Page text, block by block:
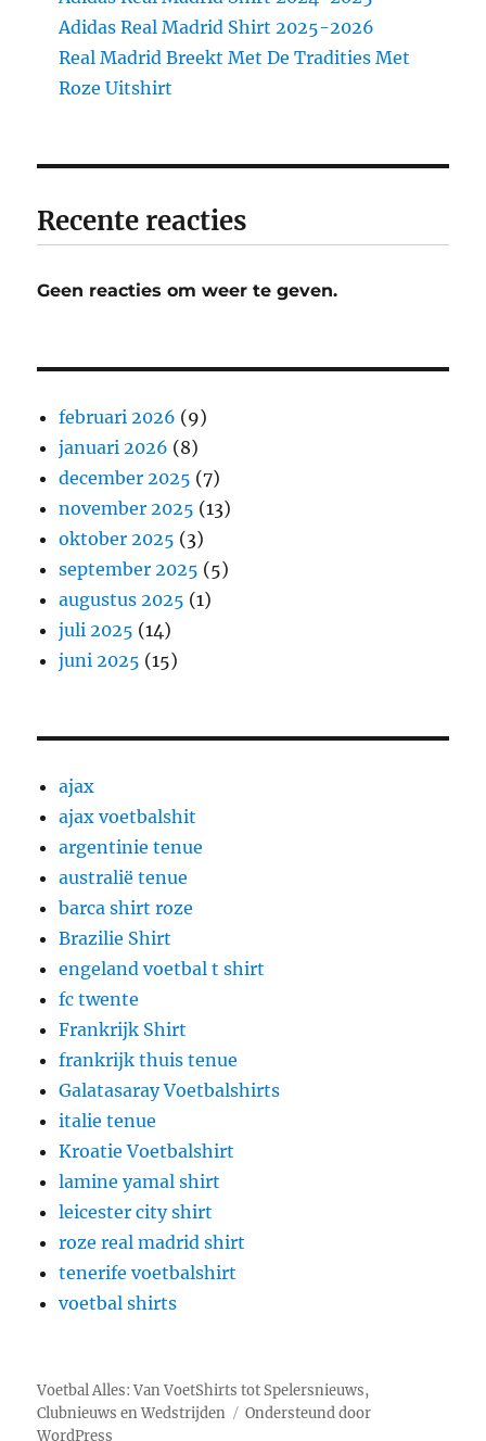
Adidas Real Madrid Shirt 2025-2026
Real Madrid Breekt Met De Tradities Met
Roze Uitshirt
Recente reacties
Geen reacties om weer te geven.
februari 2026 (9)
januari 2026 (8)
december 2025 (7)
november 2025 (13)
oktober 2025 (3)
september 2025 (5)
augustus 2025 (1)
juli 2025 (14)
juni 2025 (15)
ajax
ajax voetbalshit
argentinie tenue
australië tenue
barca shirt roze
Brazilie Shirt
engeland voetbal t shirt
fc twente
Frankrijk Shirt
frankrijk thuis tenue
Galatasaray Voetbalshirts
italie tenue
Kroatie Voetbalshirt
lamine yamal shirt
leicester city shirt
roze real madrid shirt
tenerife voetbalshirt
voetbal shirts
Voetbal Alles: Van VoetShirts tot Spelersnieuws,
Clubnieuws en Wedstrijden​
Ondersteund door
WordPress